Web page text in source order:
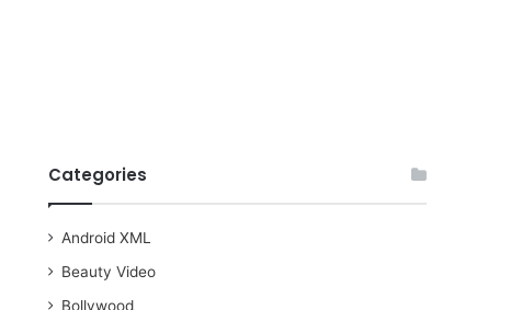
Categories
Android XML
Beauty Video
Bollywood